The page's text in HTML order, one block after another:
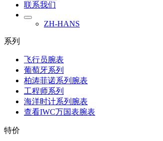
联系我们
ZH-HANS
系列
飞行员腕表
葡萄牙系列
柏涛菲诺系列腕表
工程师系列
海洋时计系列腕表
查看IWC万国表腕表
特价